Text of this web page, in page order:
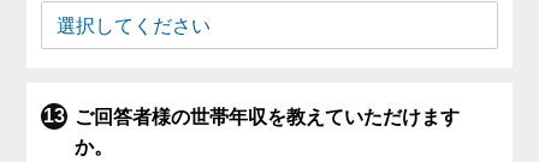
ご回答者様の世帯年収を教えていただけます
か。